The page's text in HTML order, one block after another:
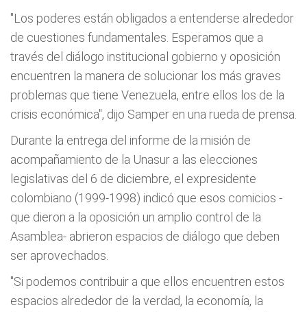
"Los poderes están obligados a entenderse alrededor
de cuestiones fundamentales. Esperamos que a
través del diálogo institucional gobierno y oposición
encuentren la manera de solucionar los más graves
problemas que tiene Venezuela, entre ellos los de la
crisis económica", dijo Samper en una rueda de prensa.
Durante la entrega del informe de la misión de
acompañamiento de la Unasur a las elecciones
legislativas del 6 de diciembre, el expresidente
colombiano (1999-1998) indicó que esos comicios -
que dieron a la oposición un amplio control de la
Asamblea- abrieron espacios de diálogo que deben
ser aprovechados.
"Si podemos contribuir a que ellos encuentren estos
espacios alrededor de la verdad, la economía, la